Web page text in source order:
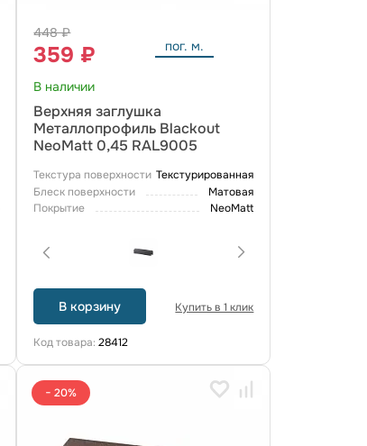
448 ₽
359 ₽ пог. м.
В наличии
Верхняя заглушка
Металлопрофиль Blackout
NeoMatt 0,45 RAL9005
Текстура поверхности Текстурированная
Блеск поверхности
Матовая
Покрытие
NeoMatt
В корзину Купить в 1 клик
Код товара:28412
− 20%